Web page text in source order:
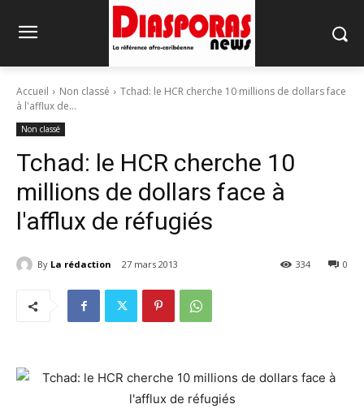
Accueil Non classé
Tchad: le HCR cherche 10 millions de dollars face
à l'afflux de...
Non classé
Tchad: le HCR cherche 10
millions de dollars face à
l'afflux de réfugiés
By La rédaction 27 mars 2013 0
334